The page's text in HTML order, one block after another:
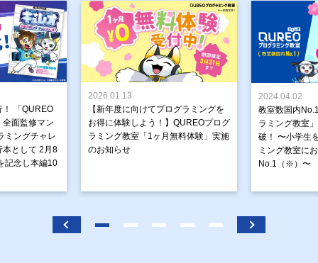
！ 「QUREO
面監修マン
ミングチャレ
本として 2月8
記念し本編10
2026.01.13
【新年度に向けてプログラミングを
お得に体験しよう！】QUREOプログ
ラミング教室「1ヶ月無料体験」実施
のお知らせ
2024.04.02
教室数国内
ラミング教室
破！ 〜小学生
ミング教室に
No.1（※）〜